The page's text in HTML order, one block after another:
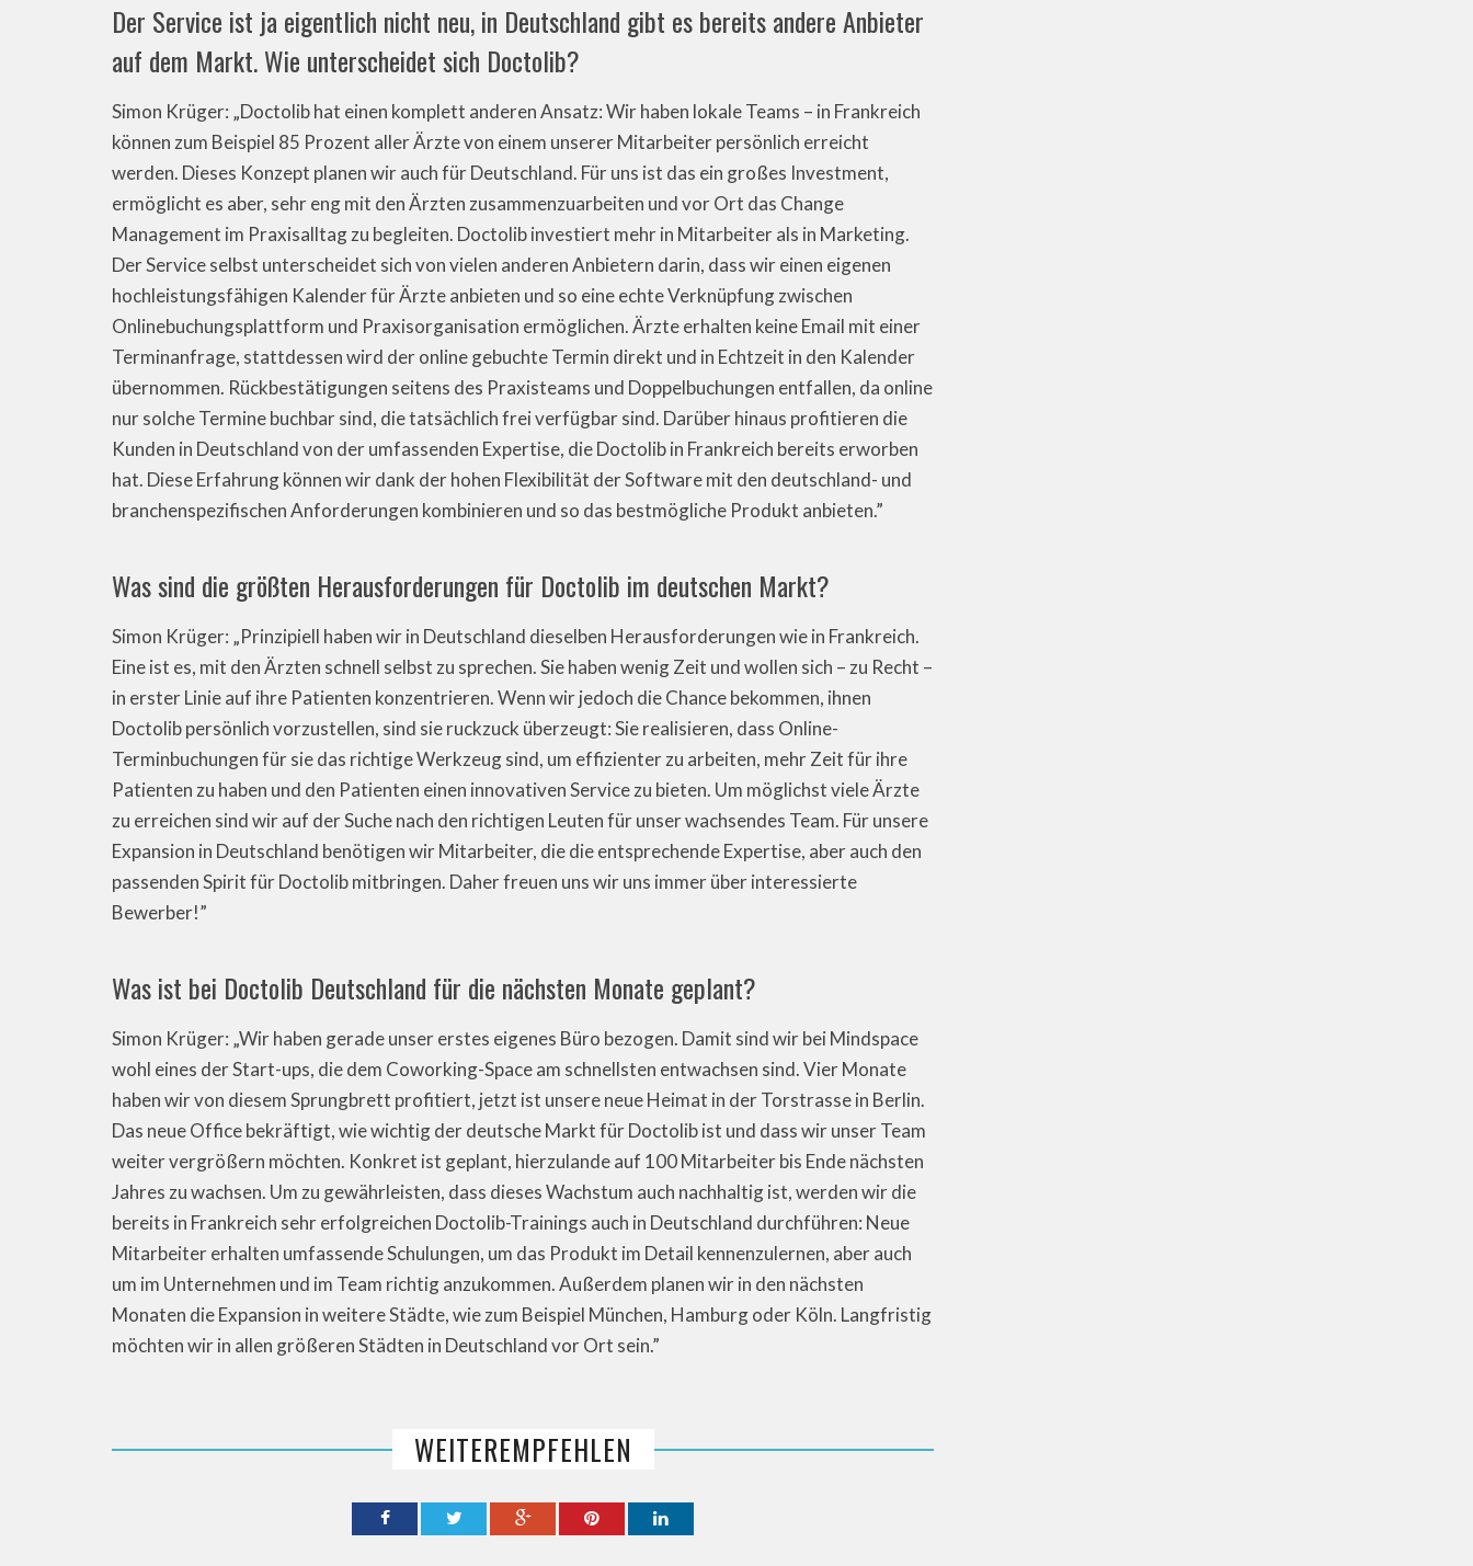
Der Service ist ja eigentlich nicht neu, in Deutschland gibt es bereits andere Anbieter
auf dem Markt. Wie unterscheidet sich Doctolib?
Simon Krüger: „Doctolib hat einen komplett anderen Ansatz: Wir haben lokale Teams – in Frankreich
können zum Beispiel 85 Prozent aller Ärzte von einem unserer Mitarbeiter persönlich erreicht
werden. Dieses Konzept planen wir auch für Deutschland. Für uns ist das ein großes Investment,
ermöglicht es aber, sehr eng mit den Ärzten zusammenzuarbeiten und vor Ort das Change
Management im Praxisalltag zu begleiten. Doctolib investiert mehr in Mitarbeiter als in Marketing.
Der Service selbst unterscheidet sich von vielen anderen Anbietern darin, dass wir einen eigenen
hochleistungsfähigen Kalender für Ärzte anbieten und so eine echte Verknüpfung zwischen
Onlinebuchungsplattform und Praxisorganisation ermöglichen. Ärzte erhalten keine Email mit einer
Terminanfrage, stattdessen wird der online gebuchte Termin direkt und in Echtzeit in den Kalender
übernommen. Rückbestätigungen seitens des Praxisteams und Doppelbuchungen entfallen, da online
nur solche Termine buchbar sind, die tatsächlich frei verfügbar sind. Darüber hinaus profitieren die
Kunden in Deutschland von der umfassenden Expertise, die Doctolib in Frankreich bereits erworben
hat. Diese Erfahrung können wir dank der hohen Flexibilität der Software mit den deutschland- und
branchenspezifischen Anforderungen kombinieren und so das bestmögliche Produkt anbieten.”
Was sind die größten Herausforderungen für Doctolib im deutschen Markt?
Simon Krüger: „Prinzipiell haben wir in Deutschland dieselben Herausforderungen wie in Frankreich.
Eine ist es, mit den Ärzten schnell selbst zu sprechen. Sie haben wenig Zeit und wollen sich – zu Recht –
in erster Linie auf ihre Patienten konzentrieren. Wenn wir jedoch die Chance bekommen, ihnen
Doctolib persönlich vorzustellen, sind sie ruckzuck überzeugt: Sie realisieren, dass Online-
Terminbuchungen für sie das richtige Werkzeug sind, um effizienter zu arbeiten, mehr Zeit für ihre
Patienten zu haben und den Patienten einen innovativen Service zu bieten. Um möglichst viele Ärzte
zu erreichen sind wir auf der Suche nach den richtigen Leuten für unser wachsendes Team. Für unsere
Expansion in Deutschland benötigen wir Mitarbeiter, die die entsprechende Expertise, aber auch den
passenden Spirit für Doctolib mitbringen. Daher freuen uns wir uns immer über interessierte
Bewerber!”
Was ist bei Doctolib Deutschland für die nächsten Monate geplant?
Simon Krüger: „Wir haben gerade unser erstes eigenes Büro bezogen. Damit sind wir bei Mindspace
wohl eines der Start-ups, die dem Coworking-Space am schnellsten entwachsen sind. Vier Monate
haben wir von diesem Sprungbrett profitiert, jetzt ist unsere neue Heimat in der Torstrasse in Berlin.
Das neue Office bekräftigt, wie wichtig der deutsche Markt für Doctolib ist und dass wir unser Team
weiter vergrößern möchten. Konkret ist geplant, hierzulande auf 100 Mitarbeiter bis Ende nächsten
Jahres zu wachsen. Um zu gewährleisten, dass dieses Wachstum auch nachhaltig ist, werden wir die
bereits in Frankreich sehr erfolgreichen Doctolib-Trainings auch in Deutschland durchführen: Neue
Mitarbeiter erhalten umfassende Schulungen, um das Produkt im Detail kennenzulernen, aber auch
um im Unternehmen und im Team richtig anzukommen. Außerdem planen wir in den nächsten
Monaten die Expansion in weitere Städte, wie zum Beispiel München, Hamburg oder Köln. Langfristig
möchten wir in allen größeren Städten in Deutschland vor Ort sein.”
WEITEREMPFEHLEN